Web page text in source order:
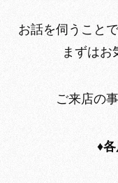
お話を伺うこと
まずはお
ご来店の
♦